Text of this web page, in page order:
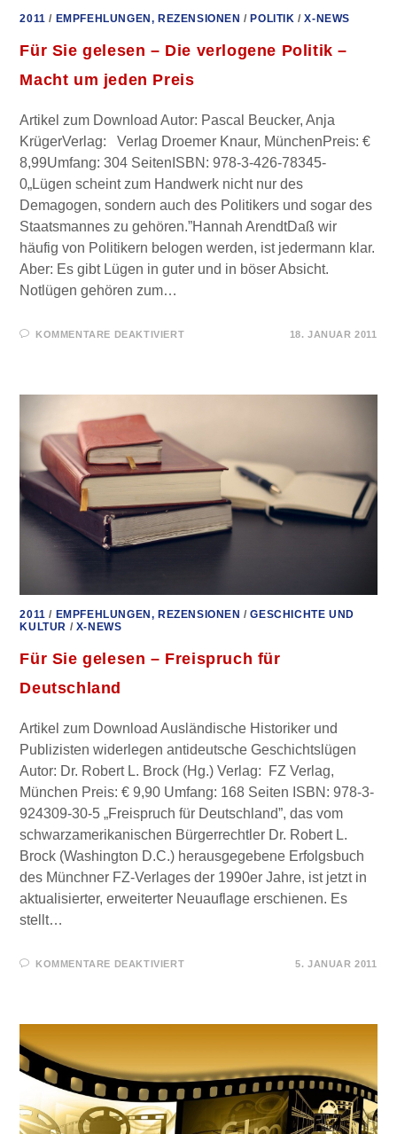
2011 / EMPFEHLUNGEN, REZENSIONEN /POLITIK /X-NEWS
Für Sie gelesen – Die verlogene Politik –
Macht um jeden Preis
Artikel zum Download Autor: Pascal Beucker, Anja
KrügerVerlag: Verlag Droemer Knaur, MünchenPreis: €
8,99Umfang: 304 SeitenISBN: 978-3-426-78345-
0„Lügen scheint zum Handwerk nicht nur des
Demagogen, sondern auch des Politikers und sogar des
Staatsmannes zu gehören.”Hannah ArendtDaß wir
häufig von Politikern belogen werden, ist jedermann klar.
Aber: Es gibt Lügen in guter und in böser Absicht.
Notlügen gehören zum…
KOMMENTARE DEAKTIVIERTFÜR
UM
JEDEN
PREIS
18. JANUAR 2011
2011 / EMPFEHLUNGEN, REZENSIONEN /GESCHICHTE UND
KULTUR / X-NEWS
Für Sie gelesen – Freispruch für
Deutschland
Artikel zum Download Ausländische Historiker und
Publizisten widerlegen antideutsche Geschichtslügen
Autor: Dr. Robert L. Brock (Hg.) Verlag: FZ Verlag,
München Preis: € 9,90 Umfang: 168 Seiten ISBN: 978-3-
924309-30-5 „Freispruch für Deutschland”, das vom
schwarzamerikanischen Bürgerrechtler Dr. Robert L.
Brock (Washington D.C.) herausgegebene Erfolgsbuch
des Münchner FZ-Verlages der 1990er Jahre, ist jetzt in
aktualisierter, erweiterter Neuauflage erschienen. Es
stellt…
KOMMENTARE DEAKTIVIERTFÜR
FREISPRUCH
5. JANUAR 2011